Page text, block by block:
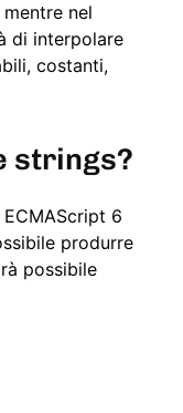
nel
di interpolare
costanti,
strings?
6
produrre
possibile